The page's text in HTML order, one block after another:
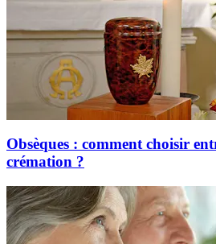
Obsèques : comment choisir
crémation ?